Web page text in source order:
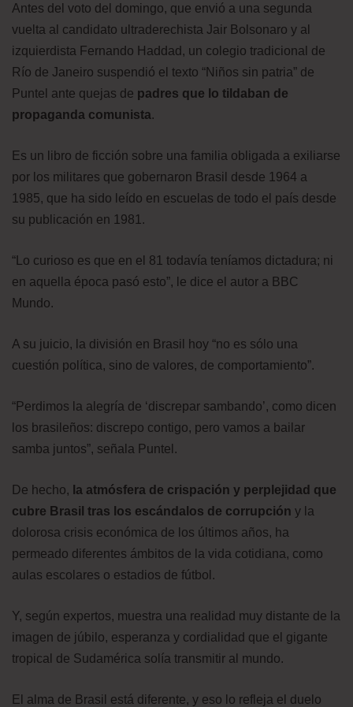
Antes del voto del domingo, que envió a una segunda
vuelta al candidato ultraderechista Jair Bolsonaro y al
izquierdista Fernando Haddad, un colegio tradicional de
Río de Janeiro suspendió el texto “Niños sin patria” de
Puntel ante quejas de padres que lo tildaban de
propaganda comunista.
Es un libro de ficción sobre una familia obligada a exiliarse
por los militares que gobernaron Brasil desde 1964 a
1985, que ha sido leído en escuelas de todo el país desde
su publicación en 1981.
“Lo curioso es que en el 81 todavía teníamos dictadura; ni
en aquella época pasó esto”, le dice el autor a BBC
Mundo.
A su juicio, la división en Brasil hoy “no es sólo una
cuestión política, sino de valores, de comportamiento”.
“Perdimos la alegría de ‘discrepar sambando’, como dicen
los brasileños: discrepo contigo, pero vamos a bailar
samba juntos”, señala Puntel.
De hecho, la atmósfera de crispación y perplejidad que
cubre Brasil tras los escándalos de corrupción y la
dolorosa crisis económica de los últimos años, ha
permeado diferentes ámbitos de la vida cotidiana, como
aulas escolares o estadios de fútbol.
Y, según expertos, muestra una realidad muy distante de la
imagen de júbilo, esperanza y cordialidad que el gigante
tropical de Sudamérica solía transmitir al mundo.
El alma de Brasil está diferente, y eso lo refleja el duelo